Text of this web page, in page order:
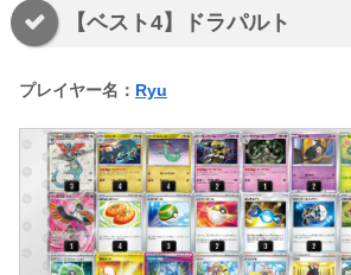
【ベスト4】ドラパルト
プレイヤー名： Ryu